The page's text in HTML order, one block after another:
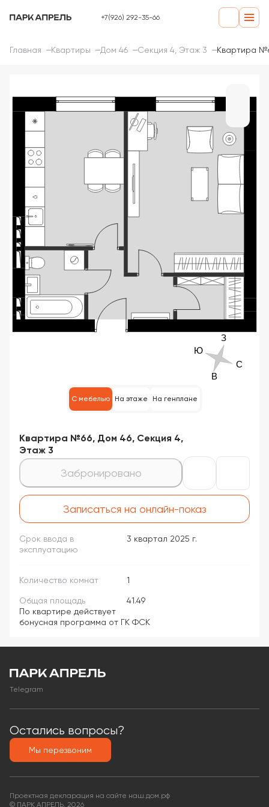
+7(926) 292-35-66
Главная Квартиры Дом 46 Секция 4, Этаж 3 Квартира
С мебелью На этаже На генплане
Квартира №66, Дом 46, Секция 4,
Этаж 3
Забронировано
Записаться на онлайн-показ
Срок ввода в
эксплуатацию
3 квартал 2025 г.
Количество комнат 1
Общая площадь
41.49
По квартире действует
бонусная программа от ГК ФСК
Telegram
Остались вопросы?
Мы перезвоним
Проектная декларация на сайте наш.дом.рф
© ПАРК АПРЕЛЬ, 2026